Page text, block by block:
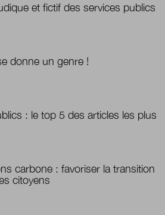
et fictif des services publics
donne un genre !
: le top 5 des articles les plus
carbone : favoriser la transition
citoyens